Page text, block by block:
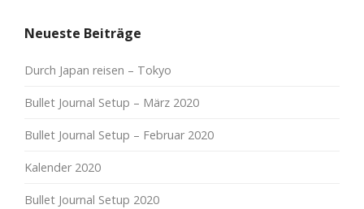
Neueste Beiträge
Durch Japan reisen – Tokyo
Bullet Journal Setup – März 2020
Bullet Journal Setup – Februar 2020
Kalender 2020
Bullet Journal Setup 2020